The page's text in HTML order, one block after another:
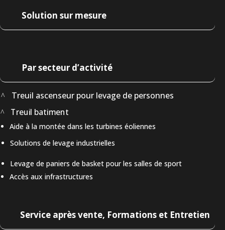
Solution sur mesure
Par secteur d’activité
Treuil ascenseur pour levage de personnes
Treuil batiment
Aide à la montée dans les turbines éoliennes
Solutions de levage industrielles
Levage de paniers de basket pour les salles de sport
Accès aux infrastructures
Service après vente, Formations et Entretien